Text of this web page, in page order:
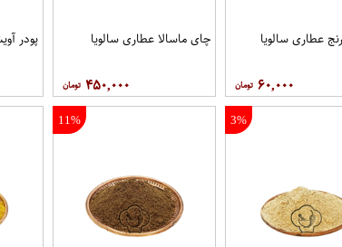
عطاری سالویا
۶۰,۰۰۰
چای ماسالا عطاری سالویا
۴۵۰,۰۰۰
پودر
3%
11%